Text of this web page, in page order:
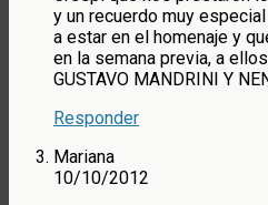
y un recuerdo muy
a estar en el homenaje y
en la semana previa, a
GUSTAVO MANDRINI Y
Responder
Mariana
10/10/2012